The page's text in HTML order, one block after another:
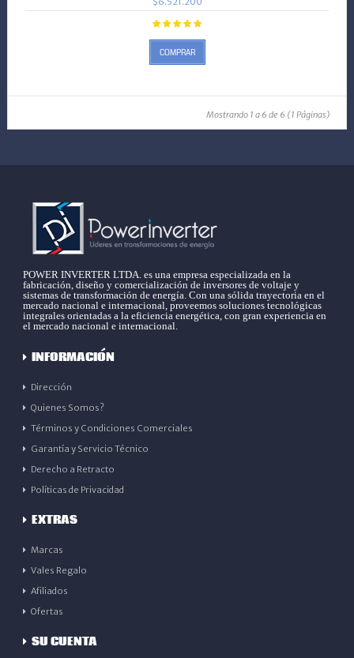
COMPRAR
Mostrando 1 a 6 de 6 (1 Páginas)
POWER INVERTER LTDA. es una empresa especializada en la
fabricación, diseño y comercialización de inversores de voltaje y
sistemas de transformación de energía. Con una sólida trayectoria en el
mercado nacional e internacional, proveemos soluciones tecnológicas
integrales orientadas a la eficiencia energética, con gran experiencia en
el mercado nacional e internacional.
INFORMACIÓN
Dirección
Quienes Somos?
Términos y Condiciones Comerciales
Garantía y Servicio Técnico
Derecho a Retracto
Políticas de Privacidad
EXTRAS
Marcas
Vales Regalo
Afiliados
Ofertas
SU CUENTA